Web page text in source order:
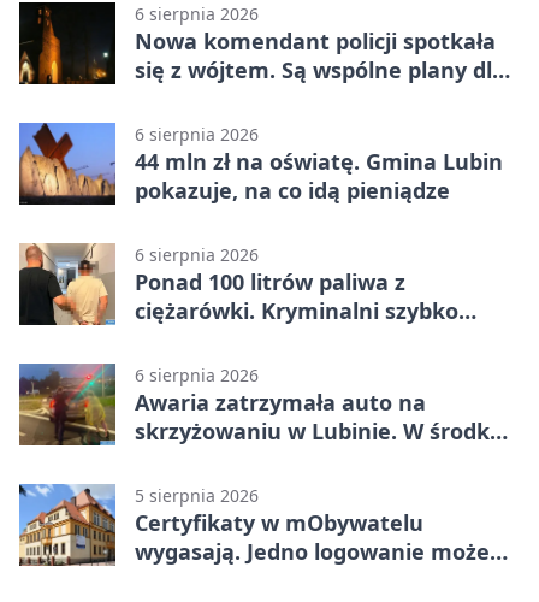
6 sierpnia 2026
Nowa komendant policji spotkała
się z wójtem. Są wspólne plany dla
6 sierpnia 2026
44 mln zł na oświatę. Gmina Lubin
pokazuje, na co idą pieniądze
6 sierpnia 2026
Ponad 100 litrów paliwa z
ciężarówki. Kryminalni szybko
6 sierpnia 2026
Awaria zatrzymała auto na
skrzyżowaniu w Lubinie. W środku
5 sierpnia 2026
Certyfikaty w mObywatelu
wygasają. Jedno logowanie może